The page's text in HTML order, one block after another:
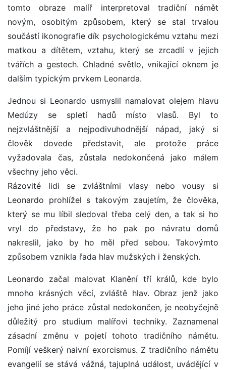
tomto obraze malíř interpretoval tradiční námět
novým, osobitým způsobem, který se stal trvalou
součástí ikonografie dík psychologickému vztahu mezi
matkou a dítětem, vztahu, který se zrcadlí v jejich
tvářích a gestech. Chladné světlo, vnikající oknem je
dalším typickým prvkem Leonarda.
Jednou si Leonardo usmyslil namalovat olejem hlavu
Medúzy se spletí hadů místo vlasů. Byl to
nejzvláštnější a nejpodivuhodnější nápad, jaký si
člověk dovede představit, ale protože práce
vyžadovala čas, zůstala nedokončená jako málem
všechny jeho věci.
Rázovité lidi se zvláštními vlasy nebo vousy si
Leonardo prohlížel s takovým zaujetím, že člověka,
který se mu líbil sledoval třeba celý den, a tak si ho
vryl do představy, že ho pak po návratu domů
nakreslil, jako by ho měl před sebou. Takovýmto
způsobem vznikla řada hlav mužských i ženských.
Leonardo začal malovat Klanění tří králů, kde bylo
mnoho krásných věcí, zvláště hlav. Obraz jenž jako
jeho jiné jeho práce zůstal nedokončen, je neobyčejně
důležitý pro studium malířovi techniky. Zaznamenal
zásadní změnu v pojetí tohoto tradičního námětu.
Pomíjí veškerý naivní exorcismus. Z tradičního námětu
evangelií se stává vážná, tajuplná událost, uvádějící v